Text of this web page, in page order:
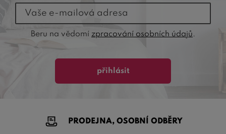
Vaše e-mailová adresa
přihlásit
Beru na vědomí zpracování osobních údajů.
PRODEJNA, OSOBNÍ ODBĚRY